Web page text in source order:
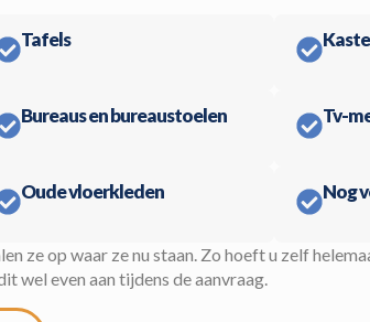
Tafels
Bureaus en bureaustoelen Tv-
Oude vloerkleden Nog
ze op waar ze nu staan. Zo hoeft u zelf
wel even aan tijdens de aanvraag.